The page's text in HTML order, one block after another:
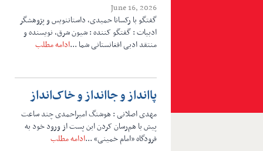
June 16, 2026
گفتگو با رکسانا حمیدی، داستان­نویس و پژوهشگر
ادبیات : گفتگو کننده : شیون شرق، نویسنده و
منتقد ادبی افغانستانی شما ...ادامه مطلب
پاانداز و جاانداز و خاک‌انداز
مهدی اصلانی : هوشنگ امیراحمدی چند ساعت
پیش با هم‌رسان کردن این پست از ورود خود به
فرودگاه «امام خمینی» ...ادامه مطلب